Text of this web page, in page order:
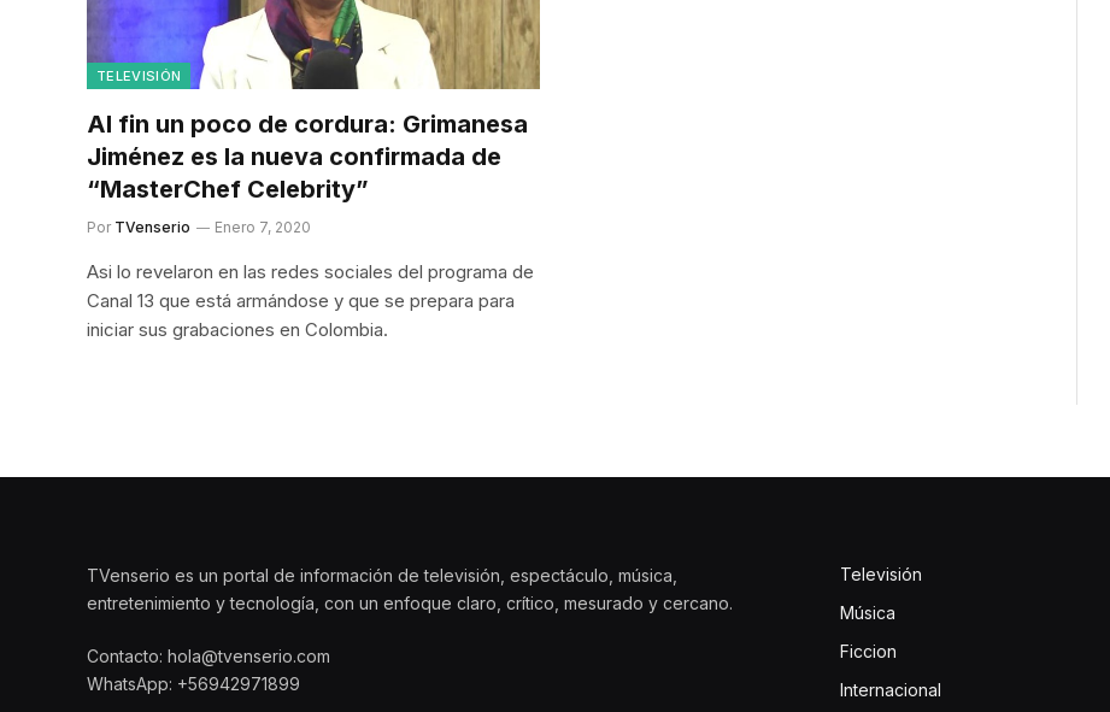
TELEVISIÓN
Al fin un poco de cordura: Grimanesa
Jiménez es la nueva confirmada de
“MasterChef Celebrity”
Por TVenserio Enero 7, 2020
Asi lo revelaron en las redes sociales del programa de
Canal 13 que está armándose y que se prepara para
iniciar sus grabaciones en Colombia.
TVenserio es un portal de información de televisión, espectáculo, música,
entretenimiento y tecnología, con un enfoque claro, crítico, mesurado y cercano.
Contacto: hola@tvenserio.com
WhatsApp: +56942971899
Televisión
Música
Ficcion
Internacional